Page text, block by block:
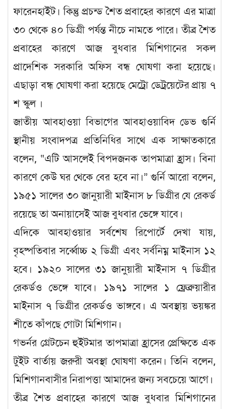
ফারেনহাইট। কিন্তু প্রচন্ড শৈত প্রবাহের কারণে এর মাত্রা
৩০ থেকে ৪০ ডিগ্রী পর্যন্ত নীচে নামতে পারে। তীব্র শৈত
প্রবাহের কারণে আজ বুধবার মিশিগানের সকল
প্রাদেশিক সরকারি অফিস বন্ধ ঘোষণা করা হয়েছে।
এছাড়া বন্ধ ঘোষণা করা হয়েছে মেট্রো ডেট্রয়েটের প্রায় ৭
শ স্কুল ।
জাতীয় আবহাওয়া বিভাগের আবহাওয়াবিদ ডেভ গুর্নি
স্থানীয় সংবাদপত্র প্রতিনিধির সাথে এক সাক্ষাতকারে
বলেন, “এটি আসলেই বিপদজনক তাপমাত্রা হ্রাস। বিনা
কারণে কেউ ঘর থেকে বের হবে না।” গুর্নি আরো বলেন,
১৯৫১ সালের ৩০ জানুয়ারী মাইনাস ৮ ডিগ্রীর যে রেকর্ড
রয়েছে তা অনায়াসেই আজ বুধবার ভেঙ্গে যাবে।
এদিকে আবহাওয়ার সর্বশেষ রিপোর্টে দেখা যায়,
বৃহষ্পতিবার সর্ব্বোচ্চ ২ ডিগ্রী এবং সর্বনিম্ন মাইনাস ১২
হবে। ১৯২০ সালের ৩১ জানুয়ারী মাইনাস ৭ ডিগ্রীর
রেকর্ডও ভেঙ্গে যাবে। ১৯৭১ সালের ১ ফ্রেব্রুয়ারীর
মাইনাস ৭ ডিগ্রীর রেকর্ডও ভাঙ্গবে। এ অবস্থায় ভয়ঙ্কর
শীতে কাঁপছে গোটা মিশিগান।
গভর্নর গ্রেটচেন হুইটমার তাপমাত্রা হ্রাসের প্রেক্ষিতে এক
টুইট বার্তায় জরুরী অবস্থা ঘোষণা করেন। তিনি বলেন,
মিশিগানবাসীর নিরাপত্তা আমাদের জন্য সবচেয়ে আগে।
তীব্র শৈত প্রবাহের কারণে আজ বুধবার মিশিগানের